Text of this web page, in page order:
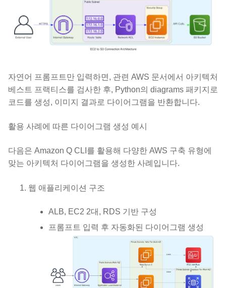
자연어 프롬프트만 입력하면, 관련 AWS 문서에서 아키텍처
베스트 프랙티스를 검사한 후, Python의 diagrams 패키지로
코드를 생성, 이미지 결과로 다이어그램을 반환합니다.
활용 사례에 따른 다이어그램 생성 예시
다음은 Amazon Q CLI를 활용해 다양한 AWS 구축 유형에
맞는 아키텍처 다이어그램을 생성한 사례입니다.
웹 애플리케이션 구조
ALB, EC2 2대, RDS 기반 구성
프롬프트 입력 후 자동화된 다이어그램 생성